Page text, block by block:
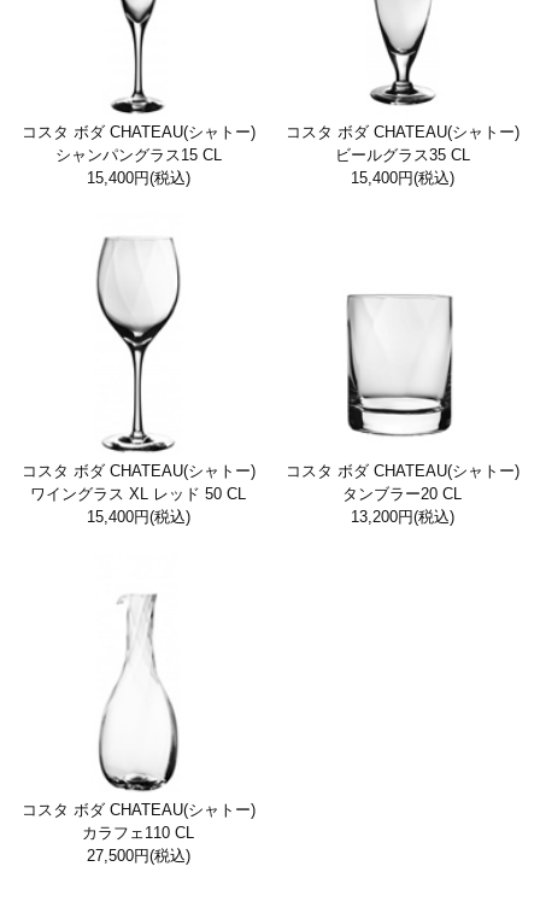
コスタ ボダ CHATEAU(シャトー)
シャンパングラス15 CL
15,400円(税込)
コスタ ボダ CHATEAU(シャトー)
ビールグラス35 CL
15,400円(税込)
コスタ ボダ CHATEAU(シャトー)
ワイングラス XL レッド 50 CL
15,400円(税込)
コスタ ボダ CHATEAU(シャトー)
タンブラー20 CL
13,200円(税込)
コスタ ボダ CHATEAU(シャトー)
カラフェ110 CL
27,500円(税込)